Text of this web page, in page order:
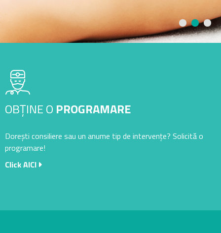
OBȚINE O PROGRAMARE
Dorești consiliere sau un anume tip de intervențe? Solicită o
programare!
Click AICI